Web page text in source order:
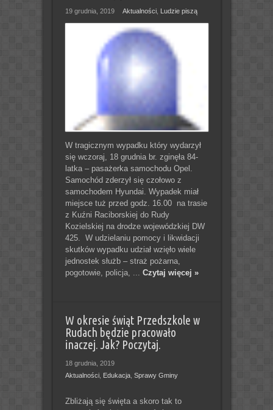
19 grudnia, 2019 Aktualności, Ludzie piszą
W tragicznym wypadku który wydarzył
się wczoraj, 18 grudnia br. zginęła 84-
latka – pasażerka samochodu Opel.
Samochód zderzył się czołowo z
samochodem Hyundai. Wypadek miał
miejsce tuż przed godz. 16.00 na trasie
z Kuźni Raciborskiej do Rudy
Kozielskiej na drodze wojewódzkiej DW
425. W udzielaniu pomocy i likwidacji
skutków wypadku udział wzięło wiele
jednostek służb – straż pożarna,
pogotowie, policja, ... Czytaj więcej »
W okresie świąt Przedszkole w
Rudach będzie pracowało
inaczej. Jak? Poczytaj.
18 grudnia, 2019
Aktualności, Edukacja, Sprawy Gminy
Zbliżają się święta a skoro tak to